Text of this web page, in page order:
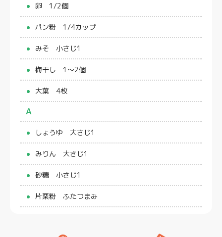
卵 1/2個
パン粉 1/4カップ
みそ 小さじ1
梅干し 1～2個
大葉 4枚
Ａ
しょうゆ 大さじ1
みりん 大さじ1
砂糖 小さじ1
片栗粉 ふたつまみ